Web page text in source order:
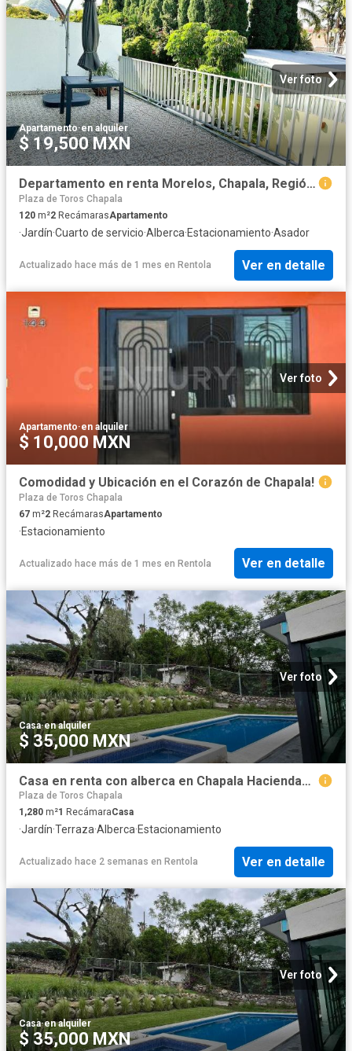
Ver foto
Apartamento·en alquiler
$ 19,500 MXN
Departamento en renta Morelos, Chapala, Región Ciénega, Jalisco, 45900, México
Plaza de Toros Chapala
120 m²2 RecámarasApartamento
·Jardín·Cuarto de servicio·Alberca·Estacionamiento·Asador
Actualizado hace más de 1 mes en Rentola Ver en detalle
Ver foto
Apartamento·en alquiler
$ 10,000 MXN
Comodidad y Ubicación en el Corazón de Chapala!
Plaza de Toros Chapala
67 m²2 RecámarasApartamento
·Estacionamiento
Actualizado hace más de 1 mes en Rentola Ver en detalle
Ver foto
Casa·en alquiler
$ 35,000 MXN
Casa en renta con alberca en Chapala Haciendas 2
Plaza de Toros Chapala
1,280 m²1 RecámaraCasa
·Jardín·Terraza·Alberca·Estacionamiento
Actualizado hace 2 semanas en Rentola Ver en detalle
Ver foto
Casa·en alquiler
$ 35,000 MXN